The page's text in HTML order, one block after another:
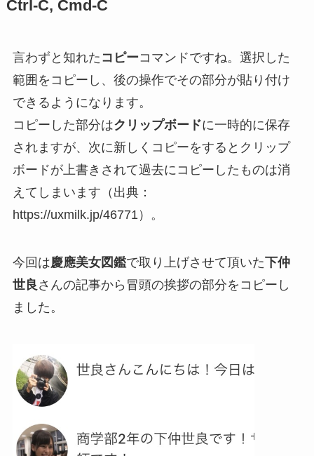
Ctrl-C, Cmd-C
言わずと知れた コピーコマンドですね。選択した
範囲をコピーし、後の操作でその部分が貼り付け
できるようになります。
コピーした部分はクリップボードに一時的に保存
されますが、次に新しくコピーをするとクリップ
ボードが上書きされて過去にコピーしたものは消
えてしまいます（出典：
https://uxmilk.jp/46771）。
今回は慶應美女図鑑で取り上げさせて頂いた下仲
世良 さんの記事から冒頭の挨拶の部分をコピーし
ました。